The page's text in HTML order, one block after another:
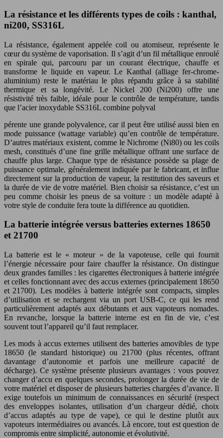
La résistance et les différents types de coils : kanthal,
ni200, SS316L
La résistance, également appelée coil ou atomiseur, représente le
cœur du système de vaporisation. Il s’agit d’un fil métallique enroulé
en spirale qui, parcouru par un courant électrique, chauffe et
transforme le liquide en vapeur. Le Kanthal (alliage fer-chrome-
aluminium) reste le matériau le plus répandu grâce à sa stabilité
thermique et sa longévité. Le Nickel 200 (Ni200) offre une
résistivité très faible, idéale pour le contrôle de température, tandis
que l’acier inoxydable SS316L combine polyval
pérente une grande polyvalence, car il peut être utilisé aussi bien en
mode puissance (wattage variable) qu’en contrôle de température.
D’autres matériaux existent, comme le Nichrome (Ni80) ou les coils
mesh, constitués d’une fine grille métallique offrant une surface de
chauffe plus large. Chaque type de résistance possède sa plage de
puissance optimale, généralement indiquée par le fabricant, et influe
directement sur la production de vapeur, la restitution des saveurs et
la durée de vie de votre matériel. Bien choisir sa résistance, c’est un
peu comme choisir les pneus de sa voiture : un modèle adapté à
votre style de conduite fera toute la différence au quotidien.
La batterie intégrée versus batteries externes 18650
et 21700
La batterie est le « moteur » de la vapoteuse, celle qui fournit
l’énergie nécessaire pour faire chauffer la résistance. On distingue
deux grandes familles : les cigarettes électroniques à batterie intégrée
et celles fonctionnant avec des accus externes (principalement 18650
et 21700). Les modèles à batterie intégrée sont compacts, simples
d’utilisation et se rechargent via un port USB-C, ce qui les rend
particulièrement adaptés aux débutants et aux vapoteurs nomades.
En revanche, lorsque la batterie interne est en fin de vie, c’est
souvent tout l’appareil qu’il faut remplacer.
Les mods à accus externes utilisent des batteries amovibles de type
18650 (le standard historique) ou 21700 (plus récentes, offrant
davantage d’autonomie et parfois une meilleure capacité de
décharge). Ce système présente plusieurs avantages : vous pouvez
changer d’accu en quelques secondes, prolonger la durée de vie de
votre matériel et disposer de plusieurs batteries chargées d’avance. Il
exige toutefois un minimum de connaissances en sécurité (respect
des enveloppes isolantes, utilisation d’un chargeur dédié, choix
d’accus adaptés au type de vape), ce qui le destine plutôt aux
vapoteurs intermédiaires ou avancés. Là encore, tout est question de
compromis entre simplicité, autonomie et évolutivité.